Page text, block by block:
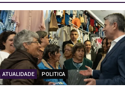
ATUALIDADE POLITICA